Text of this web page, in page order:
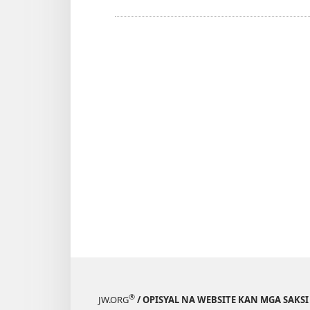
JW.ORG® / OPISYAL NA WEBSITE KAN MGA